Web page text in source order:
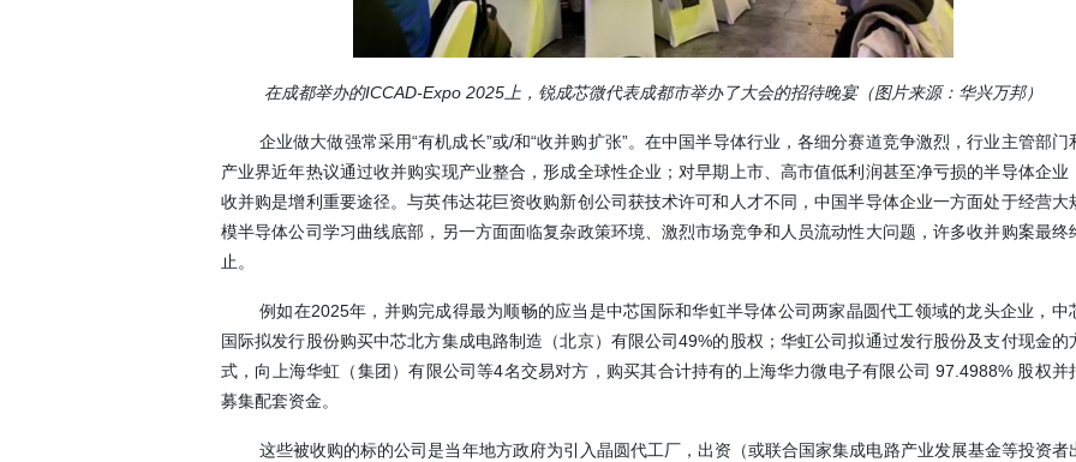
在成都举办的ICCAD-Expo 2025上，锐成芯微代表成都市举办了大会的招待晚宴（图片来源：华兴万邦）
企业做大做强常采用“有机成长”或/和“收并购扩张”。在中国半导体行业，各细分赛道竞争激烈，行业主管部门
产业界近年热议通过收并购实现产业整合，形成全球性企业；对早期上市、高市值低利润甚至净亏损的半导体企业
收并购是增利重要途径。与英伟达花巨资收购新创公司获技术许可和人才不同，中国半导体企业一方面处于经营大
模半导体公司学习曲线底部，另一方面面临复杂政策环境、激烈市场竞争和人员流动性大问题，许多收并购案最终
止。
例如在2025年，并购完成得最为顺畅的应当是中芯国际和华虹半导体公司两家晶圆代工领域的龙头企业，中
国际拟发行股份购买中芯北方集成电路制造（北京）有限公司49%的股权；华虹公司拟通过发行股份及支付现金的
式，向上海华虹（集团）有限公司等4名交易对方，购买其合计持有的上海华力微电子有限公司 97.4988% 股权并
募集配套资金。
这些被收购的标的公司是当年地方政府为引入晶圆代工厂，出资（或联合国家集成电路产业发展基金等投资者